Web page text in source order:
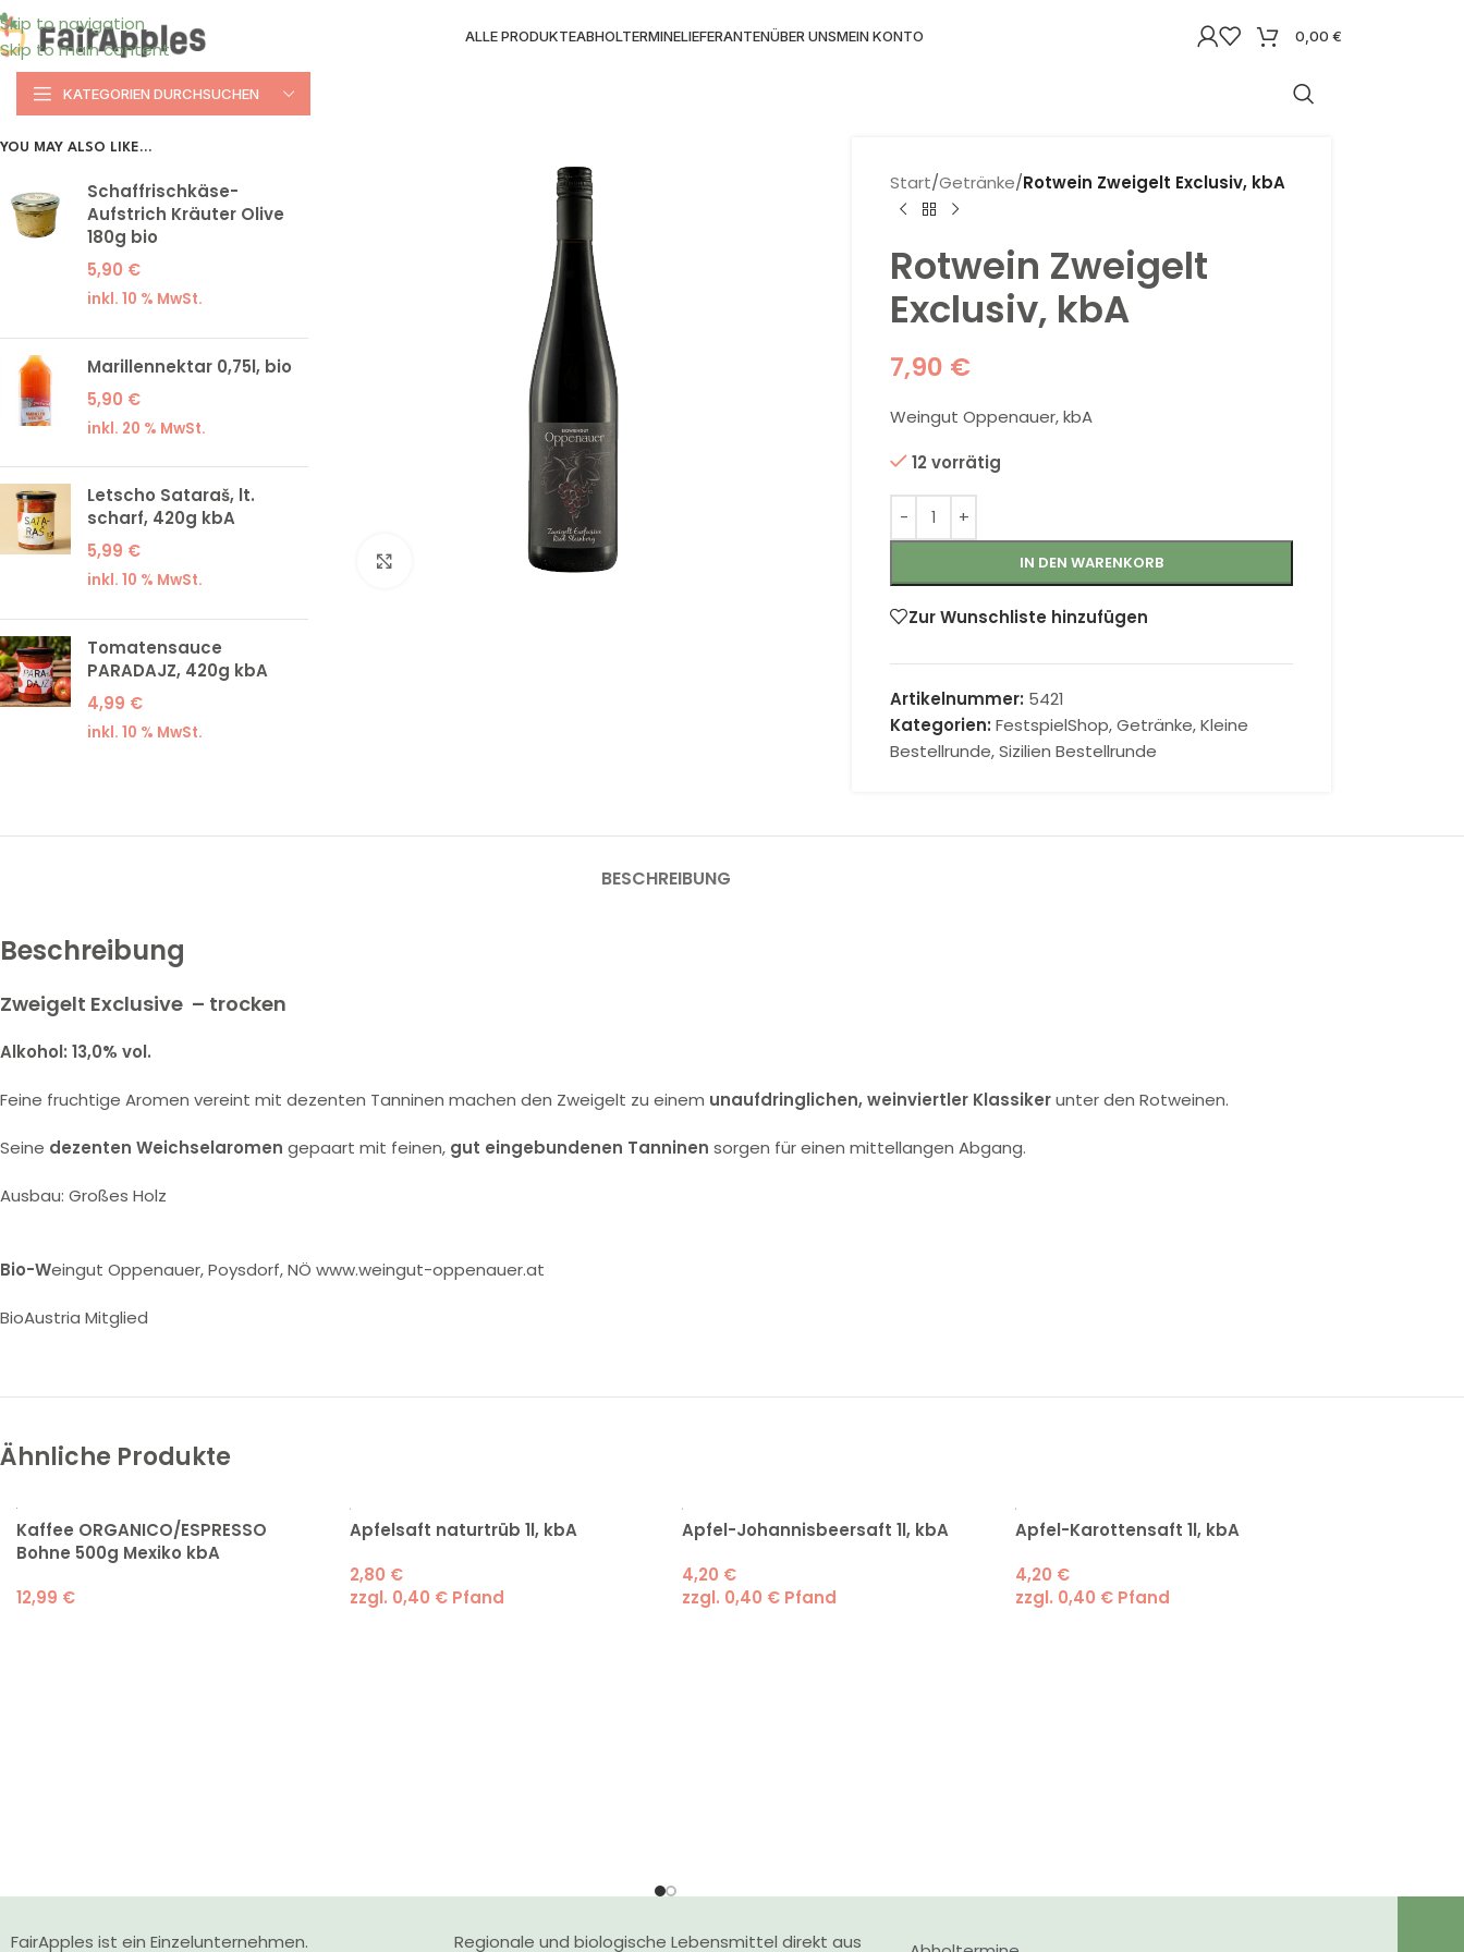
Skip to navigation
Skip to main content
ALLE PRODUKTEABHOLTERMINELIEFERANTENÜBER UNSMEIN KONTO 0,00 €
KATEGORIEN DURCHSUCHEN
YOU MAY ALSO LIKE…
Schaffrischkäse-
Aufstrich Kräuter Olive
180g bio
5,90 €
inkl. 10 % MwSt.
Marillennektar 0,75l, bio
5,90 €
inkl. 20 % MwSt.
Letscho Sataraš, lt.
scharf, 420g kbA
5,99 €
inkl. 10 % MwSt.
Tomatensauce
PARADAJZ, 420g kbA
4,99 €
inkl. 10 % MwSt.
Klick zum Vergrößern
Start/Getränke/Rotwein Zweigelt Exclusiv, kbA
Rotwein Zweigelt
Exclusiv, kbA
7,90 €
Weingut Oppenauer, kbA
12 vorrätig
IN DEN WARENKORB
Zur Wunschliste hinzufügen
Artikelnummer: 5421
Kategorien: FestspielShop, Getränke, Kleine
Bestellrunde, Sizilien Bestellrunde
BESCHREIBUNG
Beschreibung
Zweigelt Exclusive – trocken
Alkohol: 13,0% vol.
Feine fruchtige Aromen vereint mit dezenten Tanninen machen den Zweigelt zu einem unaufdringlichen, weinviertler Klassikerunter den Rotweinen.
Seine dezenten Weichselaromen gepaart mit feinen, gut eingebundenen Tanninen sorgen für einen mittellangen Abgang.
Ausbau: Großes Holz
Bio-Weingut Oppenauer, Poysdorf, NÖ www.weingut-oppenauer.at
BioAustria Mitglied
Ähnliche Produkte
Kaffee ORGANICO/ESPRESSO
Bohne 500g Mexiko kbA
12,99 €
Apfelsaft naturtrüb 1l, kbA
2,80 €
zzgl. 0,40 €Pfand
Apfel-Johannisbeersaft 1l, kbA
4,20 €
zzgl. 0,40 € Pfand
Apfel-Karottensaft 1l, kbA
4,20 €
zzgl. 0,40 €Pfand
FairApples ist ein Einzelunternehmen. Regionale und biologische Lebensmittel direkt aus